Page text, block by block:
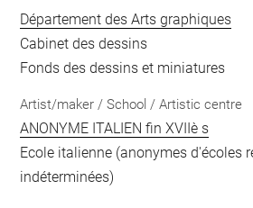
Département des Arts graphiques
Cabinet des dessins
Fonds des dessins et miniatures
Artist/maker / School / Artistic centre
ANONYME ITALIEN fin XVIIè s
Ecole italienne (anonymes d'écoles
indéterminées)